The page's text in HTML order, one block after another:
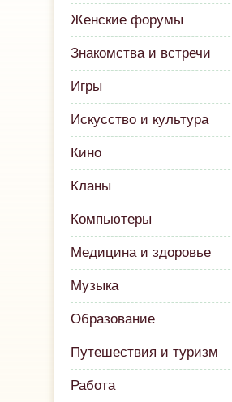
Женские форумы
Знакомства и встречи
Игры
Искусство и культура
Кино
Кланы
Компьютеры
Медицина и здоровье
Музыка
Образование
Путешествия и туризм
Работа